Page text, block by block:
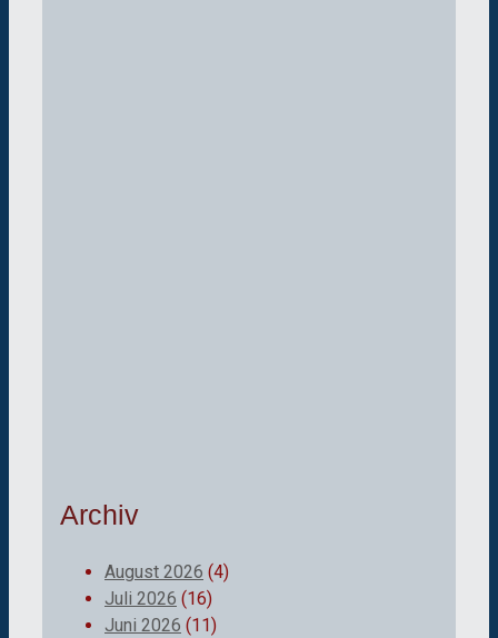
Archiv
August 2026 (4)
Juli 2026 (16)
Juni 2026 (11)